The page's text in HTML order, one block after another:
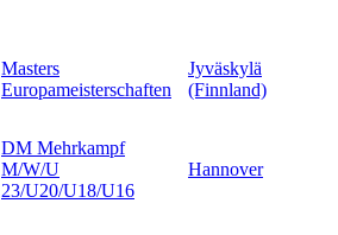
Masters
Europameisterschaften
Jyväskylä
(Finnland)
DM Mehrkampf
M/W/U
23/U20/U18/U16
Hannover